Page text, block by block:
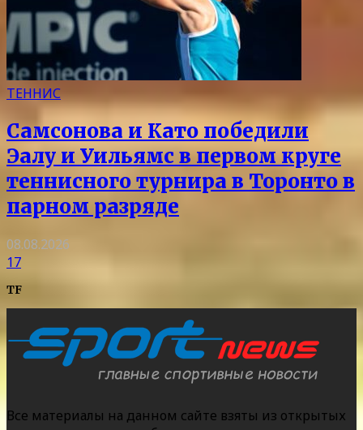
ТЕННИС
Самсонова и Като победили
Эалу и Уильямс в первом круге
теннисного турнира в Торонто в
парном разряде
08.08.2026
17
TF
Все материалы на данном сайте взяты из открытых